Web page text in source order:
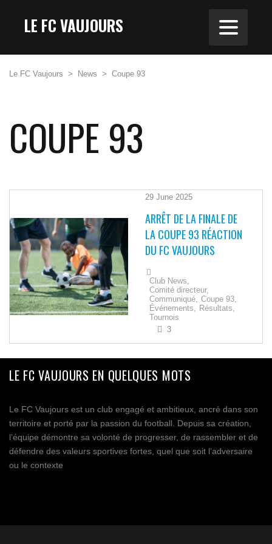
LE FC VAUJOURS
Le FC Vaujours > News > Coupe 93
COUPE 93
29 June 2025
ARRÊT DE LA FINALE DE
LA COUPE 93 RÉACTION
DU FC VAUJOURS
Club News,
Comité directeur,
Communiqué, Coupe 93,
Événements, Résultats,
Tournois
3
LE FC VAUJOURS EN QUELQUES MOTS
Le FC Vaujours est un club engagé et ambitieux, ancré dans son
territoire et porté par la passion du football. Depuis sa création,
l’équipe démontre sa volonté de progresser, de rassembler et de
défendre des valeurs sportives fortes, quel que soit l’adversaire
ou le contexte